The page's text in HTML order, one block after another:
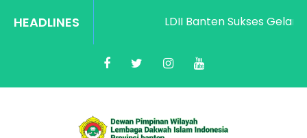
HEADLINES LDII Banten Sukses Gelar